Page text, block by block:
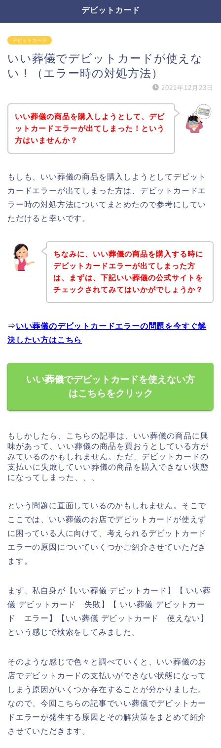
デビットカード
デビットカード
いい葬儀でデビットカードが使えな
い！（エラー時の対処方法）
2021年12月23日
いい葬儀の商品を購入しようとして、デビ
ットカードエラーが出てしまった！という
方はいませんか？
もしも、いい葬儀の商品を購入しようとしてデビット
カードエラーが出てしまった方は、デビットカードエ
ラー時の対処方法についてまとめたので参考にしてい
ただけると幸いです。
ちなみに、いい葬儀の商品を購入する時に
デビットカードエラーが出てしまった方
は、まずは、下記いい葬儀の公式サイトを
チェックされてみてはいかがでしょうか？
⇒いい葬儀のデビットカードエラーの問題を今すぐ解
決したい方はこちら
いい葬儀でデビットカードを使えない方
はこちらをクリック
もしかしたら、こちらの記事は、いい葬儀の商品に興
味があって、いい葬儀の商品を買おうとしている方が
みているのかもしれません。ただ、デビットカードの
支払いに失敗していい葬儀の商品を購入できない状態
になってしまった、、、
という問題に直面しているのかもしれません。そこで
ここでは、いい葬儀のお店でデビットカードが使えず
に困っている人に向けて、考えられるデビットカード
エラーの原因についていくつかご紹介させていただき
ます。
まず、私自身が【いい葬儀 デビットカード】【 いい葬
儀 デビットカード 失敗】【 いい葬儀 デビットカー
ド エラー】【いい葬儀 デビットカード 使えない】
という感じで検索をしてみました。
そのような感じで色々と調べていくと、いい葬儀のお
店でデビットカードの支払いができない状態になって
しまう原因がいくつか存在することが分かりました。
なので、今回こちらの記事でいい葬儀でデビットカー
ドエラーが発生する原因とその解決策をまとめて紹介
させていただきます。